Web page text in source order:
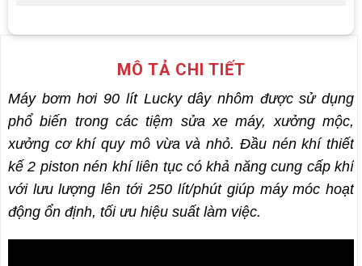
MÔ TẢ CHI TIẾT
Máy bơm hơi 90 lít Lucky dây nhôm được sử dụng
phổ biến trong các tiệm sửa xe máy, xưởng mộc,
xưởng cơ khí quy mô vừa và nhỏ. Đầu nén khí thiết
kế 2 piston nén khí liên tục có khả năng cung cấp khí
với lưu lượng lên tới 250 lít/phút giúp máy móc hoạt
động ổn định, tối ưu hiệu suất làm việc.